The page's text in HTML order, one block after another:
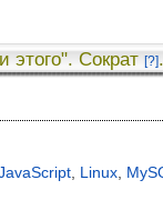
этого". Сократ [?].
Linux